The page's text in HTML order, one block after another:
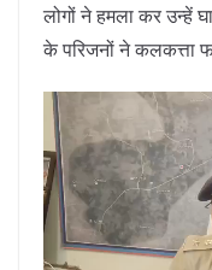
लोगों ने हमला कर उन्हें
के परिजनों ने कलकत्ता
Video
Player